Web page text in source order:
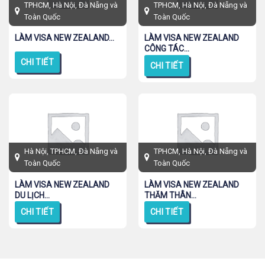
TPHCM, Hà Nội, Đà Nẵng và
Toàn Quốc
LÀM VISA NEW ZEALAND...
CHI TIẾT
TPHCM, Hà Nội, Đà Nẵng và
Toàn Quốc
LÀM VISA NEW ZEALAND
CÔNG TÁC...
CHI TIẾT
Hà Nội, TPHCM, Đà Nẵng và
Toàn Quốc
LÀM VISA NEW ZEALAND
DU LỊCH...
CHI TIẾT
TPHCM, Hà Nội, Đà Nẵng và
Toàn Quốc
LÀM VISA NEW ZEALAND
THĂM THÂN...
CHI TIẾT